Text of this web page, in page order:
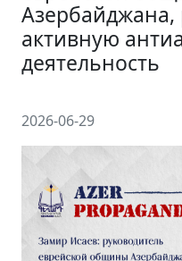
Замир
еврейской
деятельность
2026-06-29